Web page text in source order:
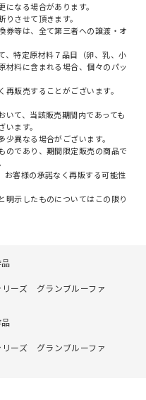
なる場合があります。
させて頂きます。
券等は、全て第三者への譲渡・オ
、特定原材料７品目（卵、乳、小
材料に含まれる場合、個々のパッ
販売することがございます。
て、当該販売期間内であっても
ます。
異なる場合がございます。
のであり、期間限定販売の商品で
お客様の承諾なく再販する可能性
明示したものについてはこの限り
ーズ グランブルーファ
ーズ グランブルーファ